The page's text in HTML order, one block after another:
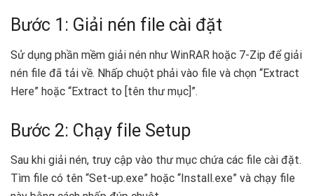
Bước 1: Giải nén file cài đặt
Sử dụng phần mềm giải nén như WinRAR hoặc 7-Zip để giải
nén file đã tải về. Nhấp chuột phải vào file và chọn “Extract
Here” hoặc “Extract to [tên thư mục]”.
Bước 2: Chạy file Setup
Sau khi giải nén, truy cập vào thư mục chứa các file cài đặt.
Tìm file có tên “Set-up.exe” hoặc “Install.exe” và chạy file